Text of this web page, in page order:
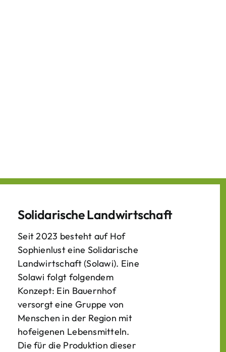
Solidarische Landwirtschaft
Seit 2023 besteht auf Hof
Sophienlust eine Solidarische
Landwirtschaft (Solawi). Eine
Solawi folgt folgendem
Konzept: Ein Bauern­hof
versorgt eine Gruppe von
Menschen in der Region mit
hof­eigenen Lebens­mitteln.
Die für die Produktion dieser